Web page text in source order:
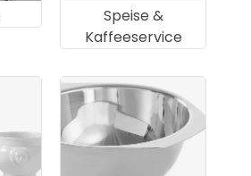
Speise &
Kaffeeservice